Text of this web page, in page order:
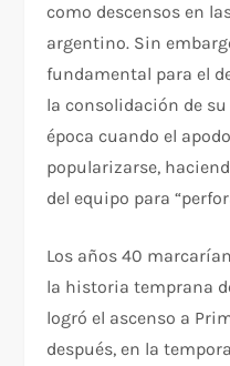
como descensos en
argentino. Sin
fundamental para el
la consolidación de su
época cuando el
popularizarse,
del equipo para
Los años 40
la historia temprana
logró el ascenso a
después, en la